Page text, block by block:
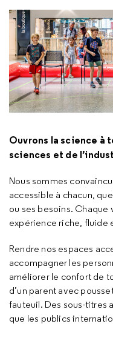
Ouvrons la science à
sciences et de
Nous sommes
accessible à chacun,
ou ses besoins.
expérience riche, fluide
Rendre nos espaces
accompagner les
améliorer le confort de
d’un parent avec
fauteuil. Des sous-titres
que les publics